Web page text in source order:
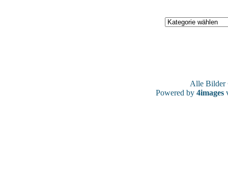
Alle
Powered by 4images